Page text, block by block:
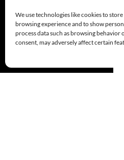
We use technologies like cookies to
browsing experience and to show
process data such as browsing
consent, may adversely affect certain